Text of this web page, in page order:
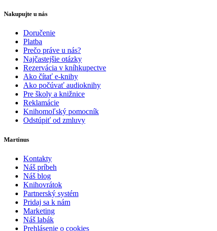
Nakupujte u nás
Doručenie
Platba
Prečo práve u nás?
Najčastejšie otázky
Rezervácia v kníhkupectve
Ako čítať e-knihy
Ako počúvať audioknihy
Pre školy a knižnice
Reklamácie
Knihomoľský pomocník
Odstúpiť od zmluvy
Martinus
Kontakty
Náš príbeh
Náš blog
Knihovrátok
Partnerský systém
Pridaj sa k nám
Marketing
Náš labák
Prehlásenie o cookies